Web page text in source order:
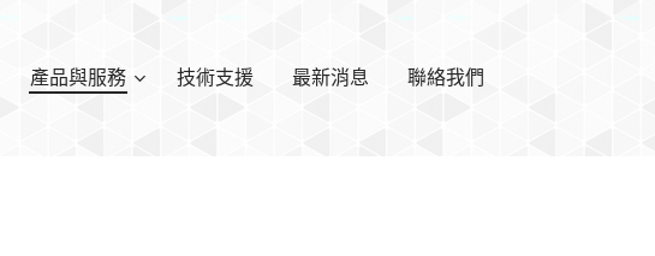
產品與服務 技術支援 最新消息 聯絡我們